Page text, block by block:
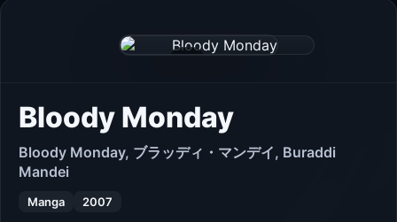
Bloody Monday
Bloody Monday, ブラッディ・マンデイ, Buraddi
Mandei
Manga 2007